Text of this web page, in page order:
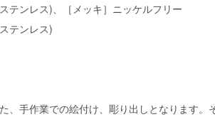
テンレス)、［メッキ］ニッケルフリー
テンレス)
、手作業での絵付け、彫り出しとなります